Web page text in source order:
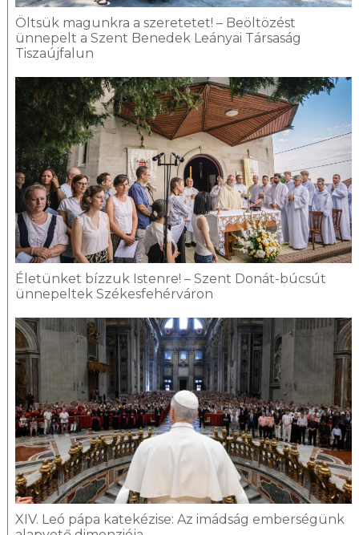
Öltsük magunkra a szeretetet! – Beöltözést
ünnepelt a Szent Benedek Leányai Társaság
Tiszaújfalun
Életünket bízzuk Istenre! – Szent Donát-búcsút
ünnepeltek Székesfehérváron
XIV. Leó pápa katekézise: Az imádság emberségünk